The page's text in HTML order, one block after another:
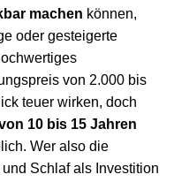
machen können,
oder gesteigerte
von 2.000 bis
teuer wirken, doch
10 bis 15 Jahren
Wer also die
Schlaf als Investition